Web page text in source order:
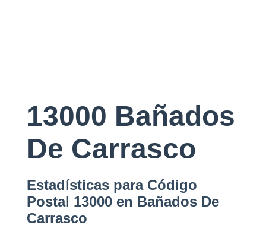
13000 Bañados
De Carrasco
Estadísticas para Código
Postal 13000 en Bañados De
Carrasco